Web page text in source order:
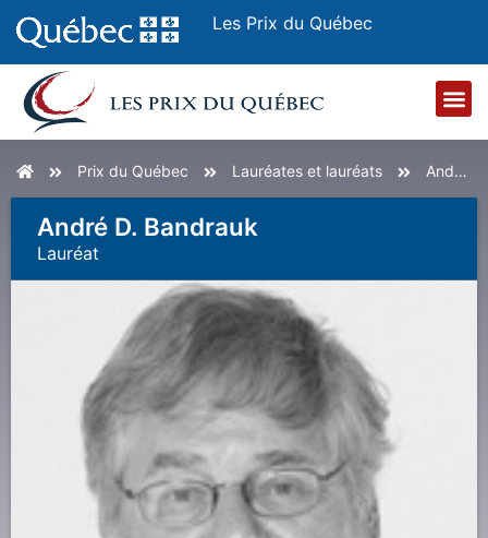
Les Prix du Québec
AccueilPrix du Québec Lauréates et lauréats André D. Bandrauk
André D. Bandrauk
Lauréat